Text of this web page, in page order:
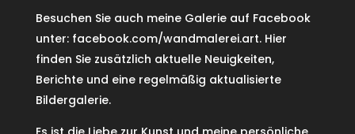
Besuchen Sie auch meine Galerie auf Facebook
unter: facebook.com/wandmalerei.art. Hier
finden Sie zusätzlich aktuelle Neuigkeiten,
Berichte und eine regelmäßig aktualisierte
Bildergalerie.